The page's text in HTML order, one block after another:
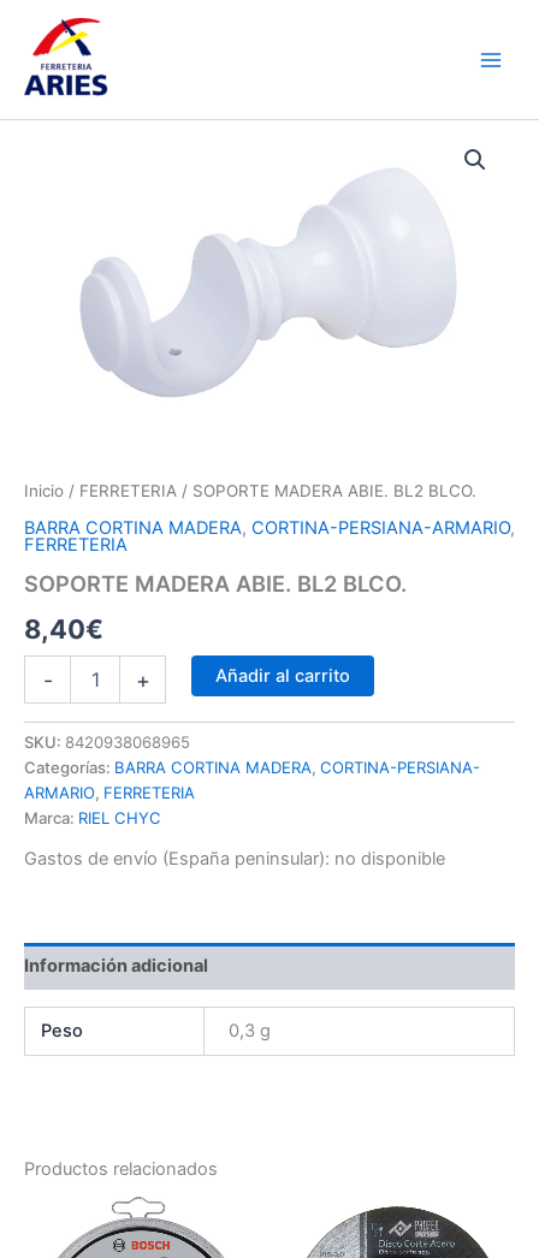
contenido
Inicio / FERRETERIA / SOPORTE MADERA ABIE. BL2 BLCO.
BARRA CORTINA MADERA, CORTINA-PERSIANA-ARMARIO,
FERRETERIA
SOPORTE MADERA ABIE. BL2 BLCO.
8,40€
- + Añadir al carrito
SKU: 8420938068965
Categorías: BARRA CORTINA MADERA, CORTINA-PERSIANA-
ARMARIO, FERRETERIA
Marca: RIEL CHYC
Gastos de envío (España peninsular): no disponible
Información adicional
Peso 0,3 g
Productos relacionados